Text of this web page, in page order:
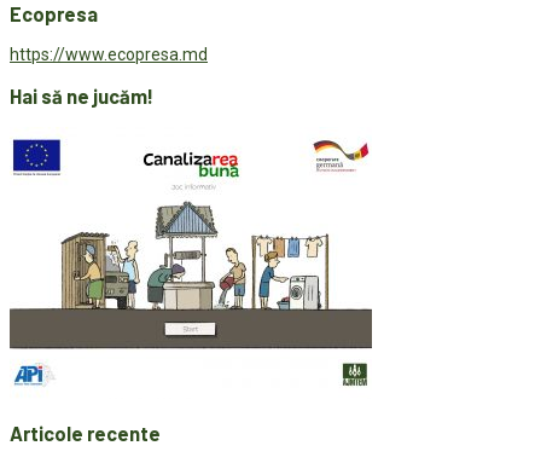
Ecopresa
https://www.ecopresa.md
Hai să ne jucăm!
Articole recente